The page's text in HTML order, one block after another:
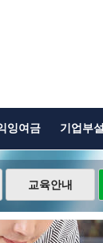
잉여금 기업부
교육안내